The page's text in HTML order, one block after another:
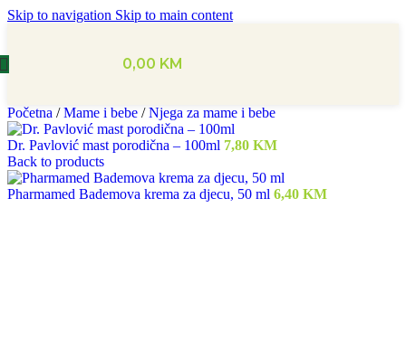
Skip to navigation Skip to main content
0,00 KM
Početna / Mame i bebe / Njega za mame i bebe
Dr. Pavlović mast porodična – 100ml 7,80 KM
Back to products
Pharmamed Bademova krema za djecu, 50 ml 6,40 KM